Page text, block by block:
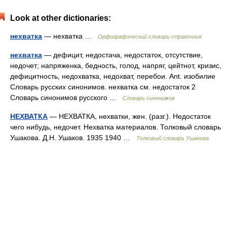
Look at other dictionaries:
нехватка — нехватка … Орфографический словарь-справочник
нехватка — дефицит, недостача, недостаток, отсутствие,
недочет; напряженка, бедность, голод, напряг, цейтнот, кризис,
дефицитность, недохватка, недохват, перебои. Ant. изобилие
Словарь русских синонимов. нехватка см. недостаток 2
Словарь синонимов русского …
Словарь синонимов
НЕХВАТКА — НЕХВАТКА, нехватки, жен. (разг.). Недостаток
чего нибудь, недочет. Нехватка материалов. Толковый словарь
Ушакова. Д.Н. Ушаков. 1935 1940 …
Толковый словарь Ушакова